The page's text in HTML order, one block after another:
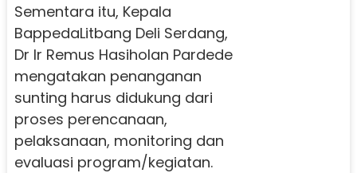
Sementara itu, Kepala
BappedaLitbang Deli Serdang,
Dr Ir Remus Hasiholan Pardede
mengatakan penanganan
sunting harus didukung dari
proses perencanaan,
pelaksanaan, monitoring dan
evaluasi program/kegiatan.